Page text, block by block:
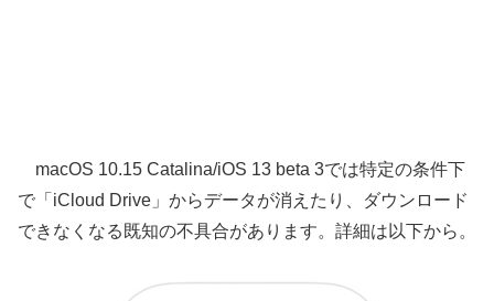
macOS 10.15 Catalina/iOS 13 beta 3では特定の条件下
で「iCloud Drive」からデータが消えたり、ダウンロード
できなくなる既知の不具合があります。詳細は以下から。